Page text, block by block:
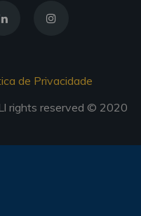
de Privacidade
rights reserved © 2020